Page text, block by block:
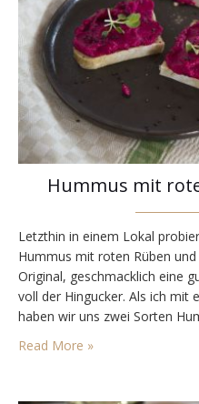
Hummus mit
Letzthin in einem Lokal
Hummus mit roten Rüben
Original, geschmacklich eine
voll der Hingucker. Als ich mit
haben wir uns zwei Sorten
überlegen, wie das…
Read More »